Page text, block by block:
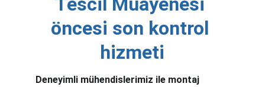
öncesi son kontrol
hizmeti
Deneyimli mühendislerimiz ile montaj